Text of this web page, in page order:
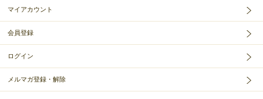
マイアカウント
会員登録
ログイン
メルマガ登録・解除